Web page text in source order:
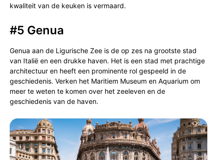
kwaliteit van de keuken is vermaard.
#5 Genua
Genua aan de Ligurische Zee is de op zes na grootste stad
van Italië en een drukke haven. Het is een stad met prachtige
architectuur en heeft een prominente rol gespeeld in de
geschiedenis. Verken het Maritiem Museum en Aquarium om
meer te weten te komen over het zeeleven en de
geschiedenis van de haven.